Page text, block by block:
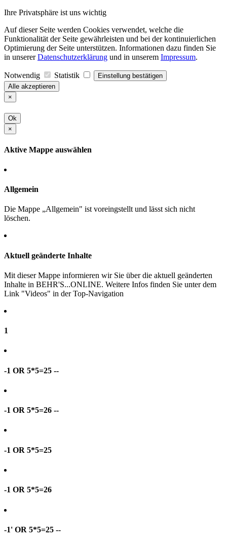
Ihre Privatsphäre ist uns wichtig
Auf dieser Seite werden Cookies verwendet, welche die
Funktionalität der Seite gewährleisten und bei der kontinuierlichen
Optimierung der Seite unterstützen. Informationen dazu finden Sie
in unsererDatenschutzerklärung und in unserem Impressum.
Notwendig Statistik
Einstellung bestätigen
Alle akzeptieren
×
Ok
×
Aktive Mappe auswählen
Allgemein
Die Mappe „Allgemein" ist voreingstellt und lässt sich nicht
löschen.
Aktuell geänderte Inhalte
Mit dieser Mappe informieren wir Sie über die aktuell geänderten
Inhalte in BEHR'S...ONLINE. Weitere Infos finden Sie unter dem
Link "Videos" in der Top-Navigation
1
-1 OR 5*5=25 --
-1 OR 5*5=26 --
-1 OR 5*5=25
-1 OR 5*5=26
-1' OR 5*5=25 --